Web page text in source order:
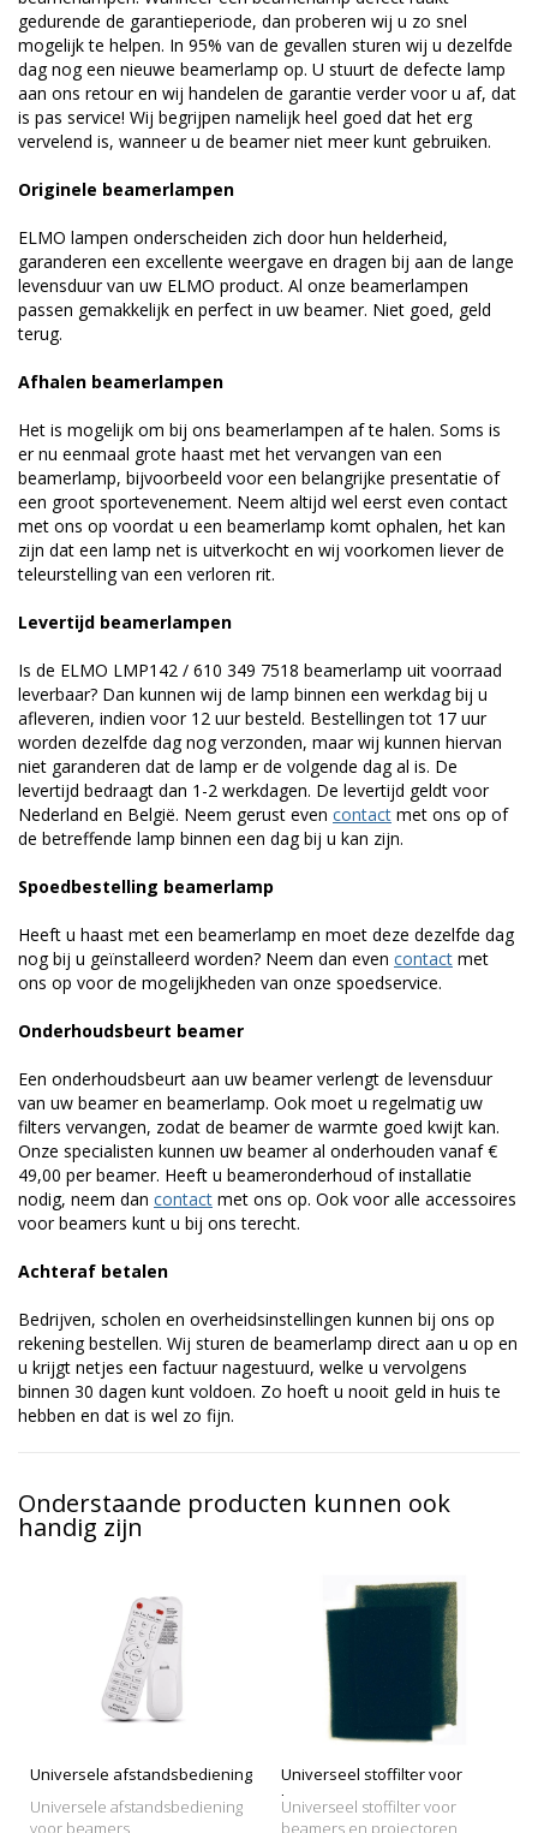
gedurende de garantieperiode, dan proberen wij u zo snel
mogelijk te helpen. In 95% van de gevallen sturen wij u dezelfde
dag nog een nieuwe beamerlamp op. U stuurt de defecte lamp
aan ons retour en wij handelen de garantie verder voor u af, dat
is pas service! Wij begrijpen namelijk heel goed dat het erg
vervelend is, wanneer u de beamer niet meer kunt gebruiken.
Originele beamerlampen
ELMO lampen onderscheiden zich door hun helderheid,
garanderen een excellente weergave en dragen bij aan de lange
levensduur van uw ELMO product. Al onze beamerlampen
passen gemakkelijk en perfect in uw beamer. Niet goed, geld
terug.
Afhalen beamerlampen
Het is mogelijk om bij ons beamerlampen af te halen. Soms is
er nu eenmaal grote haast met het vervangen van een
beamerlamp, bijvoorbeeld voor een belangrijke presentatie of
een groot sportevenement. Neem altijd wel eerst even contact
met ons op voordat u een beamerlamp komt ophalen, het kan
zijn dat een lamp net is uitverkocht en wij voorkomen liever de
teleurstelling van een verloren rit.
Levertijd beamerlampen
Is de ELMO LMP142 / 610 349 7518 beamerlamp uit voorraad
leverbaar? Dan kunnen wij de lamp binnen een werkdag bij u
afleveren, indien voor 12 uur besteld. Bestellingen tot 17 uur
worden dezelfde dag nog verzonden, maar wij kunnen hiervan
niet garanderen dat de lamp er de volgende dag al is. De
levertijd bedraagt dan 1-2 werkdagen. De levertijd geldt voor
Nederland en België. Neem gerust even contact met ons op of
de betreffende lamp binnen een dag bij u kan zijn.
Spoedbestelling beamerlamp
Heeft u haast met een beamerlamp en moet deze dezelfde dag
nog bij u geïnstalleerd worden? Neem dan even contact met
ons op voor de mogelijkheden van onze spoedservice.
Onderhoudsbeurt beamer
Een onderhoudsbeurt aan uw beamer verlengt de levensduur
van uw beamer en beamerlamp. Ook moet u regelmatig uw
filters vervangen, zodat de beamer de warmte goed kwijt kan.
Onze specialisten kunnen uw beamer al onderhouden vanaf €
49,00 per beamer. Heeft u beameronderhoud of installatie
nodig, neem dan contact met ons op. Ook voor alle accessoires
voor beamers kunt u bij ons terecht.
Achteraf betalen
Bedrijven, scholen en overheidsinstellingen kunnen bij ons op
rekening bestellen. Wij sturen de beamerlamp direct aan u op en
u krijgt netjes een factuur nagestuurd, welke u vervolgens
binnen 30 dagen kunt voldoen. Zo hoeft u nooit geld in huis te
hebben en dat is wel zo fijn.
Onderstaande producten kunnen ook
handig zijn
Universele afstandsbediening
Universele afstandsbediening
voor beamers
Universeel stoffilter voor
beamers
Universeel stoffilter voor
beamers en projectoren